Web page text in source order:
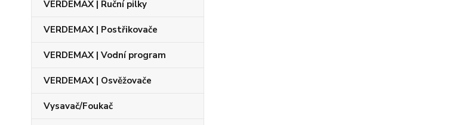
VERDEMAX | Ruční pilky
VERDEMAX | Postřikovače
VERDEMAX | Vodní program
VERDEMAX | Osvěžovače
Vysavač/Foukač